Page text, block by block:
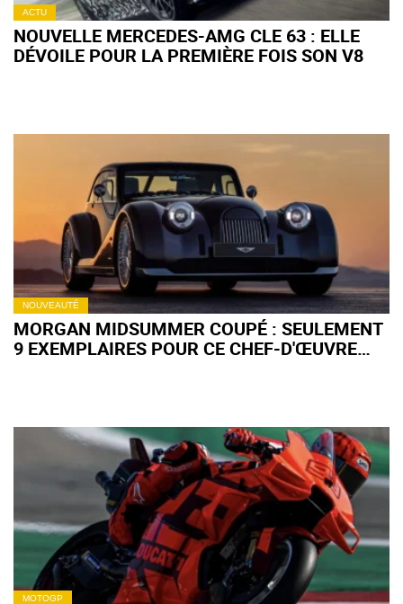
ACTU
NOUVELLE MERCEDES-AMG CLE 63 : ELLE
DÉVOILE POUR LA PREMIÈRE FOIS SON V8
NOUVEAUTÉ
MORGAN MIDSUMMER COUPÉ : SEULEMENT
9 EXEMPLAIRES POUR CE CHEF-D'ŒUVRE
MOTOGP